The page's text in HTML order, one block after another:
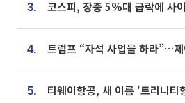
3.
4.
5.